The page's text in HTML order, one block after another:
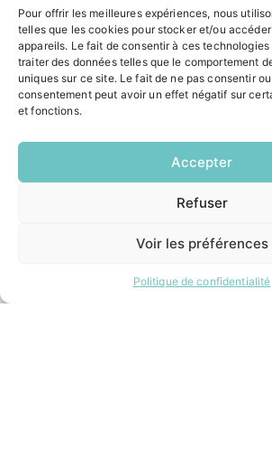
Pour offrir les meilleures expériences, nous
telles que les cookies pour stocker et/ou
appareils. Le fait de consentir à ces
traiter des données telles que le comportement
uniques sur ce site. Le fait de ne pas consentir
consentement peut avoir un effet négatif sur
et fonctions.
Accepter
Refuser
Voir les préférences
Politique de confidentialité
Contacter la mairie
Pôle santé
Le Saucatais
Formalités administratives
Restauration scolaire
Demander un composteur
INFORMATIONS LÉGALES
ESPACE MUNICIPALITÉ